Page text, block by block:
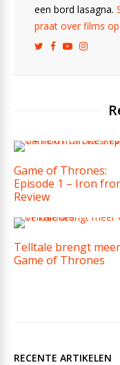
een bord lasagna.
praat over films
Game of Thrones:
Episode 1 – Iron
Review
Telltale brengt meer
Game of Thrones
RECENTE ARTIKELEN